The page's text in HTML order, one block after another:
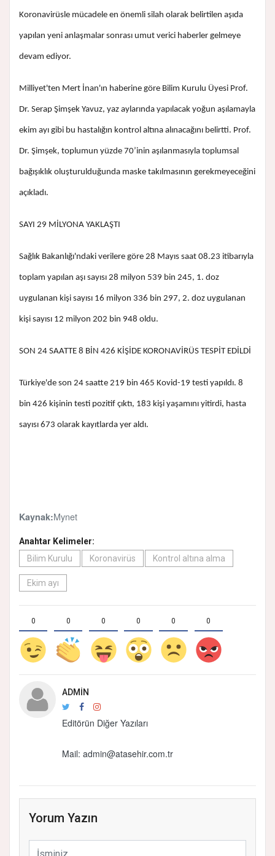
Koronavirüsle mücadele en önemli silah olarak belirtilen aşıda
yapılan yeni anlaşmalar sonrası umut verici haberler gelmeye
devam ediyor.
Milliyet'ten Mert İnan'ın haberine göre Bilim Kurulu Üyesi Prof.
Dr. Serap Şimşek Yavuz, yaz aylarında yapılacak yoğun aşılamayla
ekim ayı gibi bu hastalığın kontrol altına alınacağını belirtti. Prof.
Dr. Şimşek, toplumun yüzde 70’inin aşılanmasıyla toplumsal
bağışıklık oluşturulduğunda maske takılmasının gerekmeyeceğini
açıkladı.
SAYI 29 MİLYONA YAKLAŞTI
Sağlık Bakanlığı'ndaki verilere göre 28 Mayıs saat 08.23 itibarıyla
toplam yapılan aşı sayısı 28 milyon 539 bin 245, 1. doz
uygulanan kişi sayısı 16 milyon 336 bin 297, 2. doz uygulanan
kişi sayısı 12 milyon 202 bin 948 oldu.
SON 24 SAATTE 8 BİN 426 KİŞİDE KORONAVİRÜS TESPİT EDİLDİ
Türkiye'de son 24 saatte 219 bin 465 Kovid-19 testi yapıldı. 8
bin 426 kişinin testi pozitif çıktı, 183 kişi yaşamını yitirdi, hasta
sayısı 673 olarak kayıtlarda yer aldı.
Kaynak:Mynet
Anahtar Kelimeler:
Bilim Kurulu
Koronavirüs Kontrol altına alma
Ekim ayı
0 0 0 0 0 0
ADMIN
Editörün Diğer Yazıları
Mail: admin@atasehir.com.tr
Yorum Yazın